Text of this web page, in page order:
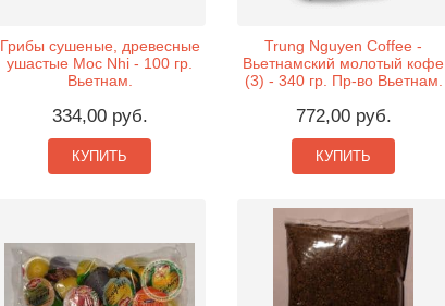
Грибы сушеные, древесные
ушастые Moc Nhi - 100 гр.
Вьетнам.
334,00 руб.
КУПИТЬ
Trung Nguyen Coffee -
Вьетнамский молотый кофе
(3) - 340 гр. Пр-во Вьетнам.
772,00 руб.
КУПИТЬ